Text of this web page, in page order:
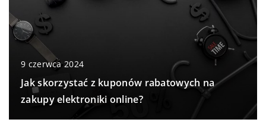
9 czerwca 2024
Jak skorzystać z kuponów rabatowych na
zakupy elektroniki online?